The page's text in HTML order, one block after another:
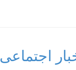
اجتماعی